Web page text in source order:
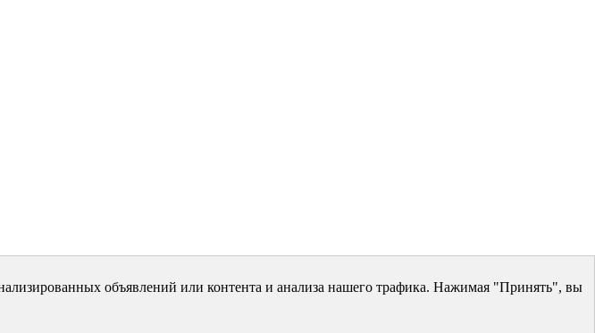
объявлений или контента и анализа нашего трафика. Нажимая "Принять", вы